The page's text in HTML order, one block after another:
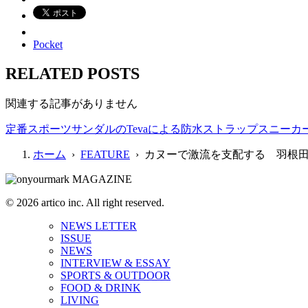
Pocket
RELATED POSTS
関連する記事がありません
定番スポーツサンダルのTevaによる防水ストラップスニーカ
ホーム › FEATURE › カヌーで激流を支配する 羽根
© 2026 artico inc. All right reserved.
NEWS LETTER
ISSUE
NEWS
INTERVIEW & ESSAY
SPORTS & OUTDOOR
FOOD & DRINK
LIVING